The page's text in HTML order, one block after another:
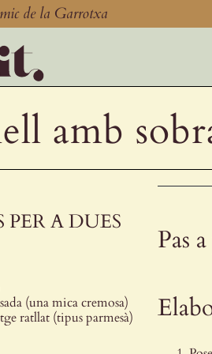
de la Garrotxa
amb
A DUES
(una mica cremosa)
ratllat (tipus parmesà)
Pas